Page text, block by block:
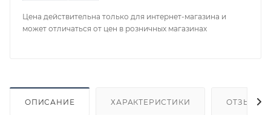
Цена действительна только для интернет-магазина и
может отличаться от цен в розничных магазинах
ОПИСАНИЕ ХАРАКТЕРИСТИКИ ОТЗЫВЫ